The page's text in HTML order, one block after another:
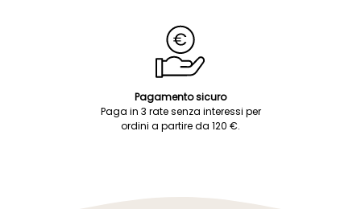
Pagamento sicuro
Paga in 3 rate senza interessi per
ordini a partire da 120 €.